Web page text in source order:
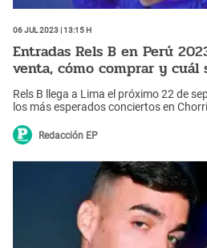
06 Jul 2023 | 13:15 h
Entradas Rels B en Perú
venta, cómo comprar y cuál
Rels B llega a Lima el próximo 22 de
los más esperados conciertos en
Redacción EP